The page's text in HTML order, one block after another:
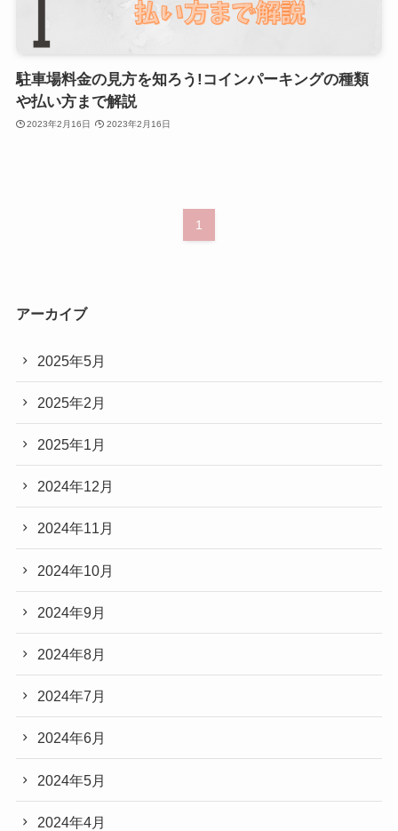
駐車場料金の見方を知ろう!コインパーキングの種類
や払い方まで解説
2023年2月16日 2023年2月16日
1
アーカイブ
2025年5月
2025年2月
2025年1月
2024年12月
2024年11月
2024年10月
2024年9月
2024年8月
2024年7月
2024年6月
2024年5月
2024年4月